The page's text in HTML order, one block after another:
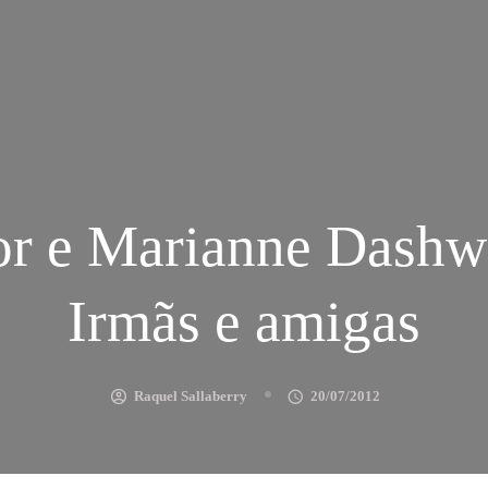
e Marianne
Irmãs e amigas
Raquel Sallaberry 20/07/2012